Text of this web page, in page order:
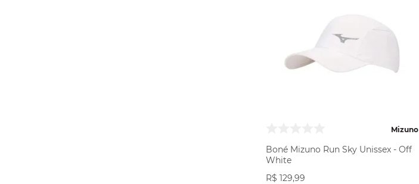
Mizuno
Boné Mizuno Run Sky Unissex - Off
White
R$ 129,99